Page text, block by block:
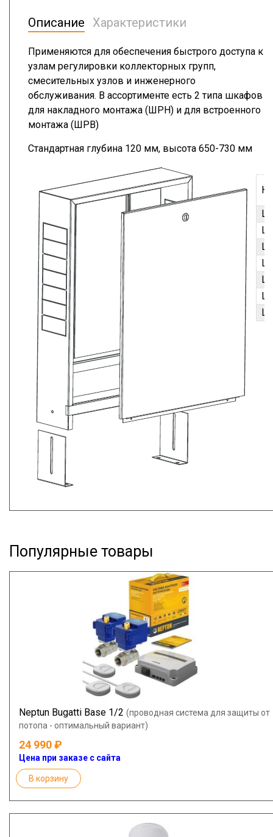
Описание Характеристики
Применяются для обеспечения быстрого доступа к
узлам регулировки коллекторных групп,
смесительных узлов и инженерного
обслуживания. В ассортименте есть 2 типа шкафов
для накладного монтажа (ШРН) и для встроенного
монтажа (ШРВ)
Стандартная глубина 120 мм, высота 650-730 мм
Популярные товары
Neptun Bugatti Base 1/2 (проводная система для защиты от
потопа - оптимальный вариант)
24 990
Цена при заказе с сайта
В корзину